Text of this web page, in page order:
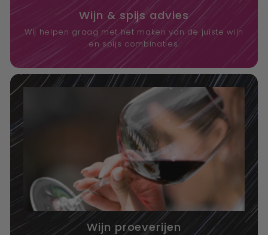
Wijn & spijs advies
Wij helpen graag met het maken van de juiste wijn
en spijs combinaties.
Wijn proeverijen